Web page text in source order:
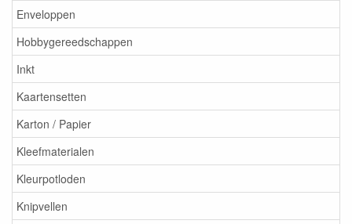
Enveloppen
Hobbygereedschappen
Inkt
Kaartensetten
Karton / Papier
Kleefmaterialen
Kleurpotloden
Knipvellen